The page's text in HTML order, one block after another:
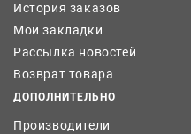
История заказов
Мои закладки
Рассылка новостей
Возврат товара
ДОПОЛНИТЕЛЬНО
Производители